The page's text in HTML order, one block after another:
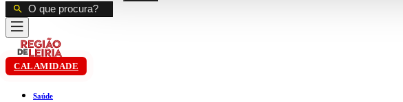
CALAMIDADE
Saúde